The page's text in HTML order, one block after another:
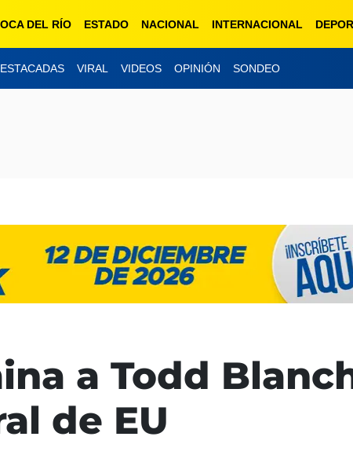
DEL RÍO ESTADO NACIONAL INTERNACIONAL
VIRAL VIDEOS OPINIÓN SONDEO
a Todd
de EU